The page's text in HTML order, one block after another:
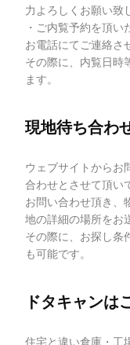
力よろしくお願い致
・ご内覧予約を頂
お電話にてご連絡さ
その際に、内覧日時
ます。
現地待ち合わ
ウェブサイトからお
合わせとさせて頂い
お問い合わせ頂き、
地の詳細の場所をお
その際に、お探し条
も可能です。
ドタキャンは
住宅と違い倉庫・工